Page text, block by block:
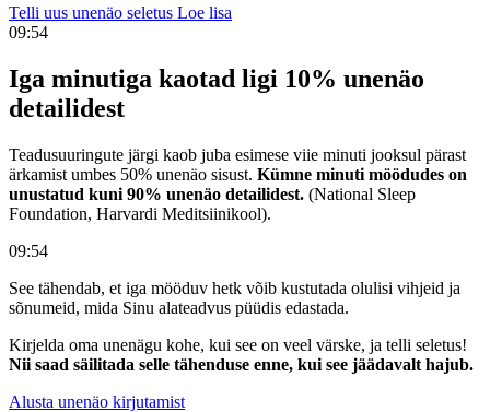
Telli uus unenäo seletus Loe lisa
09:53
Iga minutiga kaotad ligi 10% unenäo
detailidest
Teadusuuringute järgi kaob juba esimese viie minuti jooksul pärast
ärkamist umbes 50% unenäo sisust. Kümne minuti möödudes on
unustatud kuni 90% unenäo detailidest. (National Sleep
Foundation, Harvardi Meditsiinikool).
09:53
See tähendab, et iga mööduv hetk võib kustutada olulisi vihjeid ja
sõnumeid, mida Sinu alateadvus püüdis edastada.
Kirjelda oma unenägu kohe, kui see on veel värske, ja telli seletus!
Nii saad säilitada selle tähenduse enne, kui see jäädavalt hajub.
Alusta unenäo kirjutamist